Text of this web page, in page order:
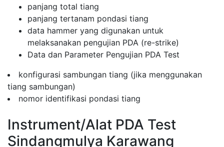
panjang total tiang
panjang tertanam pondasi tiang
data hammer yang digunakan untuk
melaksanakan pengujian PDA (re-strike)
Data dan Parameter Pengujian PDA Test
konfigurasi sambungan tiang (jika menggunakan
tiang sambungan)
nomor identifikasi pondasi tiang
Instrument/Alat PDA Test
Sindangmulya Karawang